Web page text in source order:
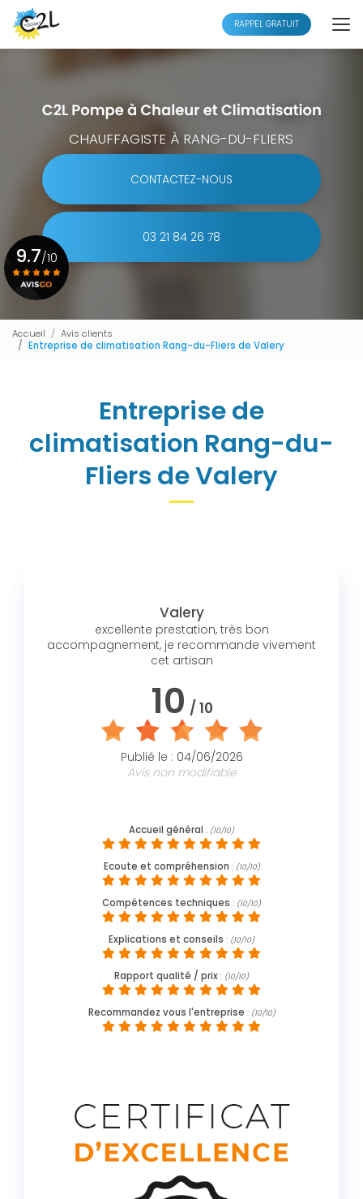
Aller
au
contenu
principal
RAPPEL GRATUIT
CHAUFFAGISTE À RANG-DU-FLIERS
CONTACTEZ-NOUS
03 21 84 26 78
9.7/10
Accueil
Avis clients
Entreprise de climatisation Rang-du-Fliers de Valery
Entreprise de
climatisation Rang-du-
Fliers de Valery
Valery
excellente prestation, très bon
accompagnement, je recommande vivement
cet artisan
10 / 10
Publié le : 04/06/2026
Avis non modifiable
Accueil général : (10/10)
Ecoute et compréhension : (10/10)
Compétences techniques : (10/10)
Explications et conseils : (10/10)
Rapport qualité / prix: (10/10)
Recommandez vous l'entreprise : (10/10)